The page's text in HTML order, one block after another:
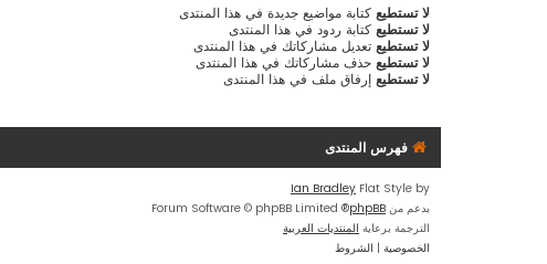
لا تستطيع كتابة مواضيع جديدة في هذا المنتدى
لا تستطيع كتابة ردود في هذا المنتدى
لا تستطيع تعديل مشاركاتك في هذا المنتدى
لا تستطيع حذف مشاركاتك في هذا المنتدى
لا تستطيع إرفاق ملف في هذا المنتدى
فهرس المنتدى
Flat Style by
Ian Bradley
بدعم من phpBB
® Forum Software © phpBB Limited
الترجمة برعاية المنتديات العربية
الخصوصية | الشروط